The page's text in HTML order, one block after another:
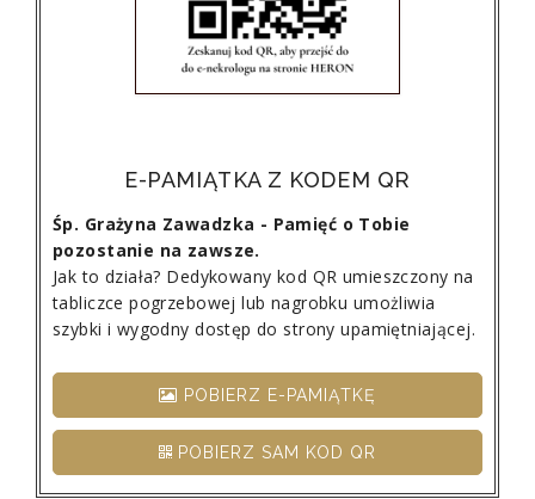
E-PAMIĄTKA Z KODEM QR
Śp. Grażyna Zawadzka - Pamięć o Tobie
pozostanie na zawsze.
Jak to działa? Dedykowany kod QR umieszczony na
tabliczce pogrzebowej lub nagrobku umożliwia
szybki i wygodny dostęp do strony upamiętniającej.
POBIERZ E-PAMIĄTKĘ
POBIERZ SAM KOD QR